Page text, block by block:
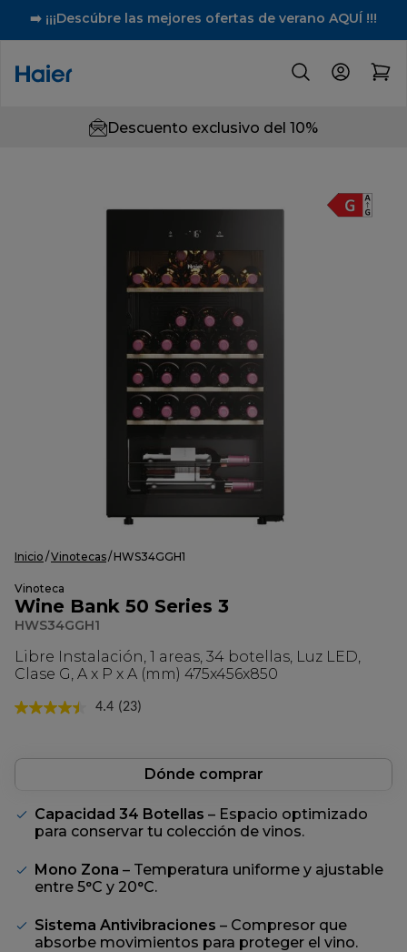
➡️ ¡¡¡Descúbre las mejores ofertas de verano AQUÍ !!!
Descuento exclusivo del 10%
Inicio Vinotecas HWS34GGH1
Vinoteca
Wine Bank 50 Series 3
HWS34GGH1
Libre Instalación, 1 areas, 34 botellas, Luz LED,
Clase G, A x P x A (mm) 475x456x850
4.4 Lea
Enlace
página.
(23)
Dónde comprar
Capacidad 34 Botellas – Espacio optimizado
para conservar tu colección de vinos.
Mono Zona – Temperatura uniforme y ajustable
entre 5°C y 20°C.
Sistema Antivibraciones – Compresor que
absorbe movimientos para proteger el vino.